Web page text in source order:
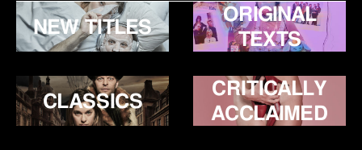
NEW TITLES
ORIGINAL
TEXTS
CLASSICS
CRITICALLY
ACCLAIMED